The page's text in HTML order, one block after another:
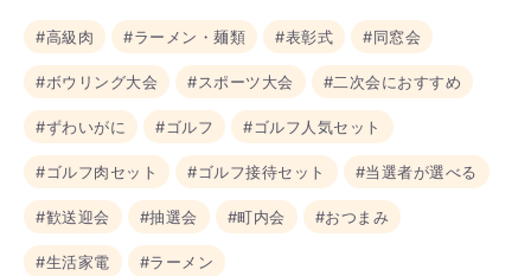
#高級肉 #ラーメン・麺類 #表彰式 #同窓会
#ボウリング大会 #スポーツ大会 #二次会におすすめ
#ずわいがに #ゴルフ #ゴルフ人気セット
#ゴルフ肉セット #ゴルフ接待セット #当選者が選べる
#歓送迎会 #抽選会 #町内会 #おつまみ
#生活家電 #ラーメン